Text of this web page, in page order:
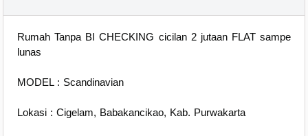
Rumah Tanpa BI CHECKING cicilan 2 jutaan FLAT sampe
lunas
MODEL : Scandinavian
Lokasi : Cigelam, Babakancikao, Kab. Purwakarta